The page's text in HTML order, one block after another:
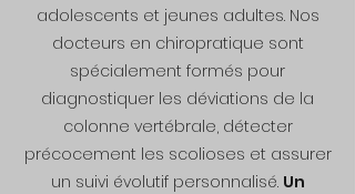
adolescents et jeunes adultes. Nos
docteurs en chiropratique sont
spécialement formés pour
diagnostiquer les déviations de la
colonne vertébrale, détecter
précocement les scolioses et assurer
un suivi évolutif personnalisé. Un